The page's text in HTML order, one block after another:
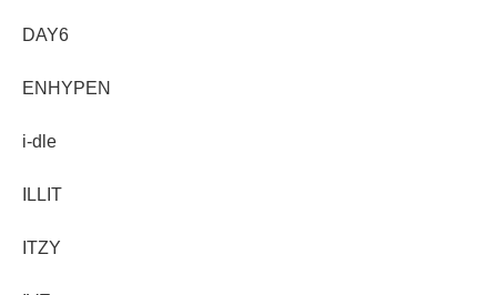
DAY6
ENHYPEN
i-dle
ILLIT
ITZY